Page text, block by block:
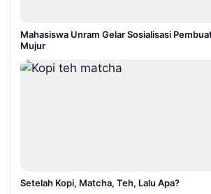
Mahasiswa Unram Gelar Sosialisasi
Mujur
Setelah Kopi, Matcha, Teh, Lalu Apa?